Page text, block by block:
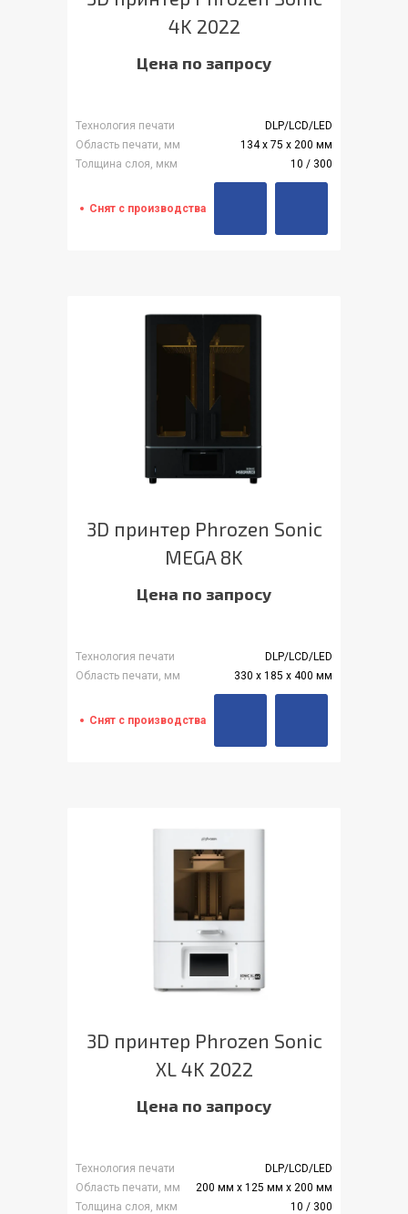
4K 2022
Цена по запросу
Технология печати
DLP/LCD/LED
Область печати, мм
134 х 75 x 200 мм
Толщина слоя, мкм
10 / 300
Снят с производства
3D принтер Phrozen Sonic
MEGA 8K
Цена по запросу
Технология печати
DLP/LCD/LED
Область печати, мм
330 x 185 x 400 мм
Снят с производства
3D принтер Phrozen Sonic
XL 4K 2022
Цена по запросу
Технология печати
DLP/LCD/LED
Область печати, мм
200 мм x 125 мм x 200 мм
Толщина слоя, мкм
10 / 300